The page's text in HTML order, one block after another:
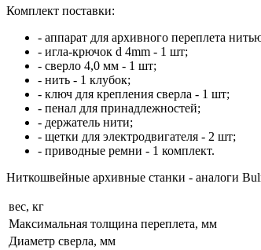
Комплект поставки:
- аппарат для архивного переплета
- игла-крючок d 4mm - 1 шт;
- сверло 4,0 мм - 1 шт;
- нить - 1 клубок;
- ключ для крепления сверла - 1 шт;
- пенал для принадлежностей;
- держатель нити;
- щетки для электродвигателя - 2 шт;
- приводные ремни - 1 комплект.
Ниткошвейные архивные станки - аналоги
вес, кг
Максимальная толщина переплета, мм
Диаметр сверла, мм